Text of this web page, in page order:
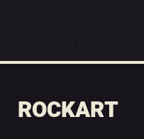
ROCKART